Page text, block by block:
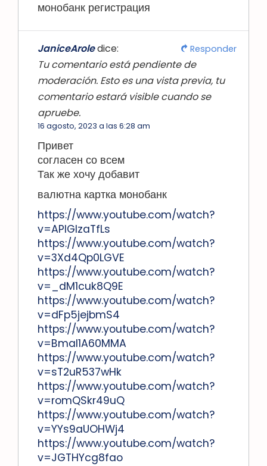
монобанк регистрация
JaniceAroledice:
Tu comentario está pendiente de
moderación. Esto es una vista previa, tu
comentario estará visible cuando se
apruebe.
16 agosto, 2023 a las 6:28 am
Привет
согласен со всем
Так же хочу добавит
валютна картка монобанк
https://www.youtube.com/watch?
v=APIGlzaTfLs
https://www.youtube.com/watch?
v=3Xd4Qp0LGVE
https://www.youtube.com/watch?
v=_dM1cuk8Q9E
https://www.youtube.com/watch?
v=dFp5jejbmS4
https://www.youtube.com/watch?
v=Bmal1A60MMA
https://www.youtube.com/watch?
v=sT2uR537wHk
https://www.youtube.com/watch?
v=romQSkr49uQ
https://www.youtube.com/watch?
v=YYs9aUOHWj4
https://www.youtube.com/watch?
v=JGTHYcg8fao
Responder